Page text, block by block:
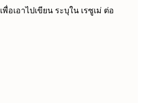
เอาไปเขียน ระบุใน เรซูเม่ ต่อ